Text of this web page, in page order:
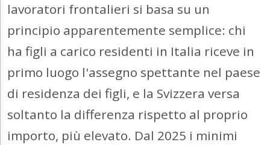
lavoratori frontalieri si basa su un
principio apparentemente semplice: chi
ha figli a carico residenti in Italia riceve in
primo luogo l'assegno spettante nel paese
di residenza dei figli, e la Svizzera versa
soltanto la differenza rispetto al proprio
importo, più elevato. Dal 2025 i minimi